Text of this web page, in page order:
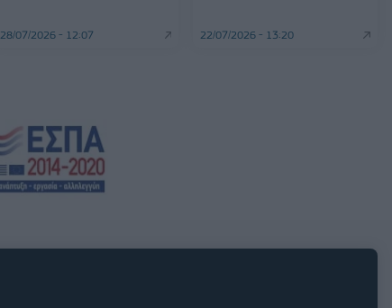
28/07/2026 - 12:07 22/07/2026 - 13:20